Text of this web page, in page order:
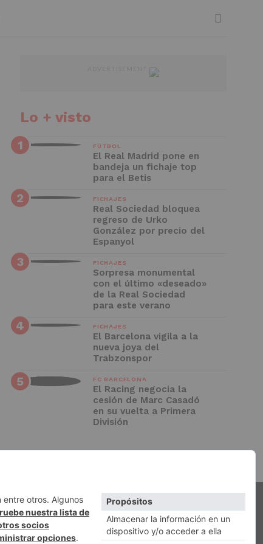
Lo + visto
FÚTBOL
El Real Madrid pone en
bandeja un fichaje top
para el Betis
FICHAJES
Real Sociedad bloquea
regreso de Urko
González por precio del
Espanyol
FICHAJES
Sorpresa monumental
con el último «deseado»
de la Real Sociedad
para este verano
FICHAJES
El Barcelona vigila a la
nueva joya del
Trabzonspor
FC BARCELONA
El Racing negocia la
cesión de Marc Casadó
en su vuelta a Primera
División
SOMOS ACCESO REDACCIÓN